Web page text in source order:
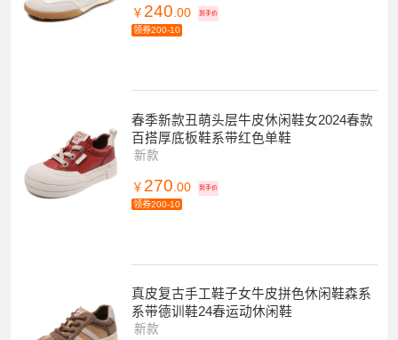
￥ 240.00 到手价
领券200-10
春季新款丑萌头层牛皮休闲鞋女2024春款
百搭厚底板鞋系带红色单鞋
新款
￥ 270 .00 到手价
领券200-10
真皮复古手工鞋子女牛皮拼色休闲鞋森系
系带德训鞋24春运动休闲鞋
新款